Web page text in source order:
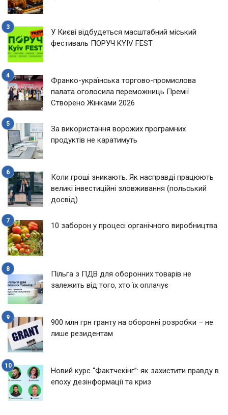
У Києві відбудеться масштабний міський
фестиваль ПОРУЧ KYIV FEST
Франко-українська торгово-промислова
палата оголосила переможниць Премії
Створено Жінками 2026
За використання ворожих програмних
продуктів не каратимуть
Коли гроші зникають. Як насправді працюють
великі інвестиційні зловживання (польський
досвід)
10 заборон у процесі органічного виробництва
Пільга з ПДВ для оборонних товарів не
залежить від того, хто їх оплачує
900 млн грн гранту на оборонні розробки – не
лише резидентам
Новий курс “Фактчекінг”: як захистити правду в
епоху дезінформації та криз